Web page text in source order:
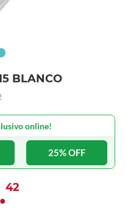
BLANCO
online!
25% OFF
42